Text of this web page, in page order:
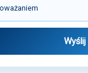
Wyślij